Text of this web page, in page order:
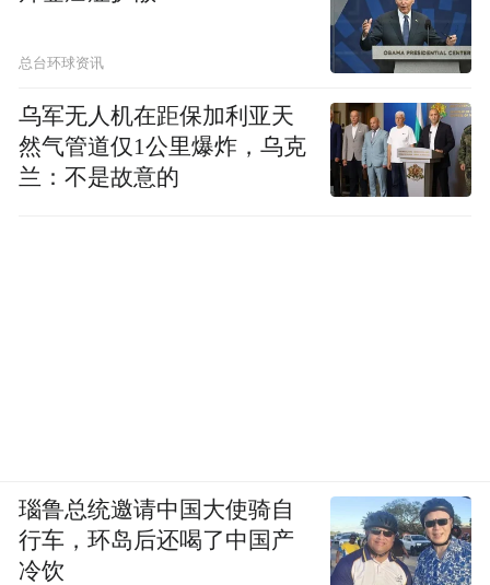
总台环球资讯
乌军无人机在距保加利亚天
然气管道仅1公里爆炸，乌克
兰：不是故意的
瑙鲁总统邀请中国大使骑自
行车，环岛后还喝了中国产
冷饮